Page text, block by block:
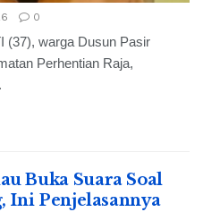
0
(37), warga Dusun Pasir
Perhentian Raja,
Buka Suara Soal
Ini Penjelasannya